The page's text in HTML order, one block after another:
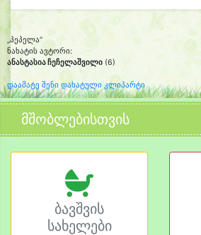
„პეპელა“
ნახატის ავტორი:
ანასტასია ჩეჩელაშვილი (6)
დაამატე შენი დახატული კლიპარტი
მშობლებისთვის
ბავშვის
სახელები